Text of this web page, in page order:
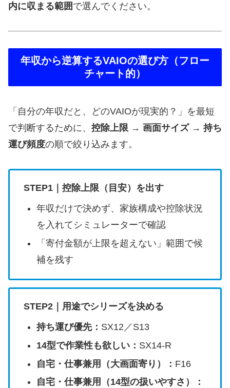
内に収まる範囲 で選んでください。
年収から逆算するVAIOの選び方（フロー
チャート的）
「自分の年収だと、どのVAIOが現実的？」を最短
で判断するために、 控除上限 → 画面サイズ → 持ち
運び頻度の順で絞り込みます。
STEP1｜控除上限（目安）を出す
年収だけで決めず、家族構成や控除状況
を入れてシミュレーターで確認
「寄付金額が上限を超えない」範囲で候
補を残す
STEP2｜用途でシリーズを決める
持ち運び優先： SX12／S13
14型で作業性も欲しい： SX14-R
自宅・仕事兼用（大画面寄り）： F16
自宅・仕事兼用（14型の扱いやすさ）：